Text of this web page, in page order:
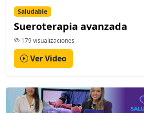
Saludable
Sueroterapia avanzada
179 visualizaciones
Ver Video